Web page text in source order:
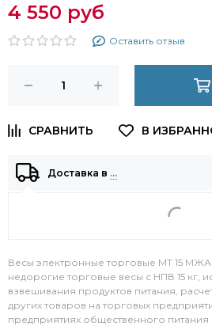
4 550 руб
Оставить отзыв
Доставка в …
Весы электронные торговые МТ 15 МЖА
недорогие торговые весы с НПВ 15 кг,
взвешивания продуктов питания,
других товаров на торговых
предприятиях общественного питания